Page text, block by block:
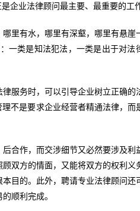
企业法律顾问最主要、最重要的工
里有水，哪里有深壑，哪里有悬崖
一类是知法犯法，一类是出于对法
服务时，可以引导企业树立正确的
不是要求企业经营者精通法律，而
合作，而交涉细节又必然要涉及利
双方的情面，又能将双方的权利义
目的。此外，聘请专业法律顾问还
顺利完成。